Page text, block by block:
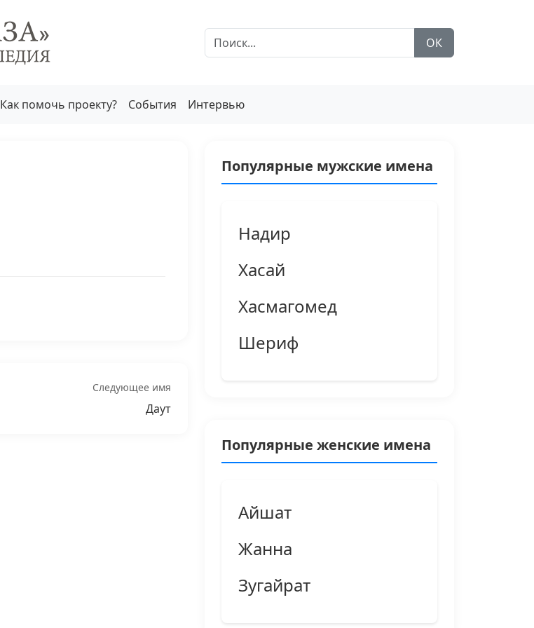
ОК
Как помочь проекту? События Интервью
Следующее имя
Даут
Популярные мужские имена
Надир
Хасай
Хасмагомед
Шериф
Популярные женские имена
Айшат
Жанна
Зугайрат